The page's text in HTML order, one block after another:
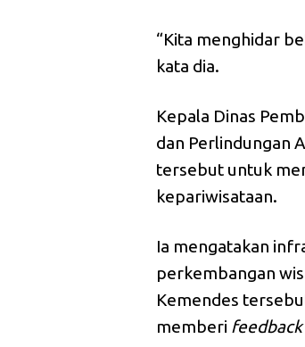
“Kita menghidar
kata dia.
Kepala Dinas
dan Perlindungan
tersebut untuk
kepariwisataan.
Ia mengatakan
perkembangan
Kemendes
memberi feedback